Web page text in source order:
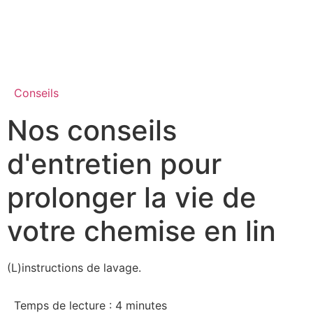
Conseils
Nos conseils
d'entretien pour
prolonger la vie de
votre chemise en lin
(L)instructions de lavage.
Temps de lecture : 4 minutes